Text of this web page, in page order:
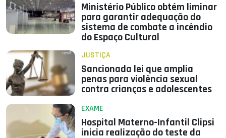
Ministério Público obtém liminar
para garantir adequação do
sistema de combate a incêndio
do Espaço Cultural
JUSTIÇA
Sancionada lei que amplia
penas para violência sexual
contra crianças e adolescentes
EXAME
Hospital Materno-Infantil Clipsi
inicia realização do teste da